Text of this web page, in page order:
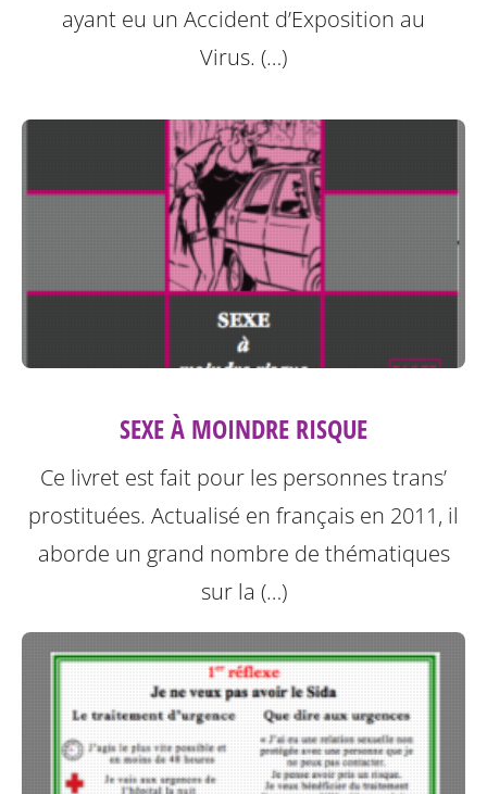
ayant eu un Accident d’Exposition au
Virus. (…)
SEXE À MOINDRE RISQUE
Ce livret est fait pour les personnes trans’
prostituées. Actualisé en français en 2011, il
aborde un grand nombre de thématiques
sur la (…)